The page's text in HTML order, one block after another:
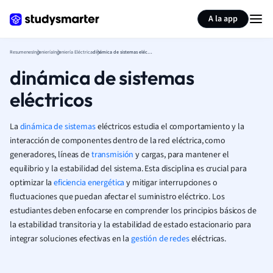
A la app
ResumenesIngenieríaIngeniería Eléctrica dinámica de sistemas eléctricos
dinámica de sistemas
eléctricos
La dinámica de sistemaseléctricos estudia el comportamiento y la
interacción de componentes dentro de la red eléctrica, como
generadores, líneas detransmisión y cargas, para mantener el
equilibrio y la estabilidad del sistema. Esta disciplina es crucial para
optimizar laeficiencia energética y mitigar interrupciones o
fluctuaciones que puedan afectar el suministro eléctrico. Los
estudiantes deben enfocarse en comprender los principios básicos de
la estabilidad transitoria y la estabilidad de estado estacionario para
integrar soluciones efectivas en la gestión de redeseléctricas.
Resumir página